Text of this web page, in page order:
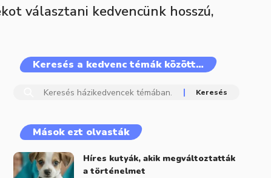
választani kedvencünk hosszú,
Keresés a kedvenc témák között…
Mások ezt olvasták
Híres kutyák, akik megváltoztatták
a történelmet